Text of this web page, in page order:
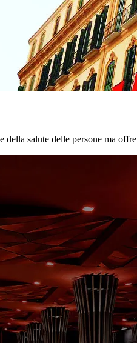
salute delle persone ma